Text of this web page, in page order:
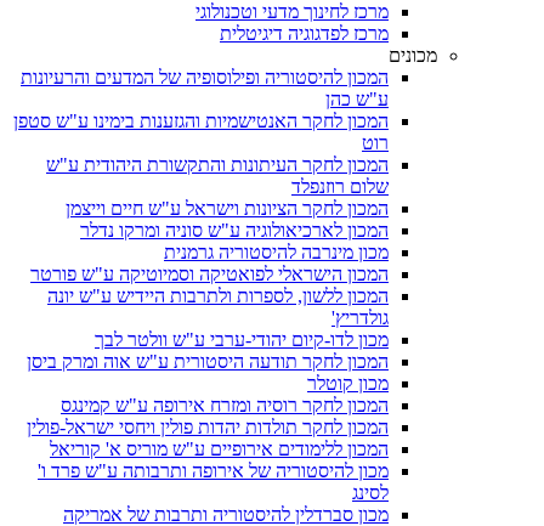
מרכז לחינוך מדעי וטכנולוגי
מרכז לפדגוגיה דיגיטלית
מכונים
המכון להיסטוריה ופילוסופיה של המדעים והרעיונות
ע"ש כהן
המכון לחקר האנטישמיות והגזענות בימינו ע"ש סטפן
רוט
המכון לחקר העיתונות והתקשורת היהודית ע"ש
שלום רוזנפלד
המכון לחקר הציונות וישראל ע"ש חיים וייצמן
המכון לארכיאולוגיה ע"ש סוניה ומרקו נדלר
מכון מינרבה להיסטוריה גרמנית
המכון הישראלי לפואטיקה וסמיוטיקה ע"ש פורטר
המכון ללשון, לספרות ולתרבות היידיש ע"ש יונה
גולדריץ'
מכון לדו-קיום יהודי-ערבי ע"ש וולטר לבך
המכון לחקר תודעה היסטורית ע"ש אוה ומרק ביסן
מכון קוטלר
המכון לחקר רוסיה ומזרח אירופה ע"ש קמינגס
המכון לחקר תולדות יהדות פולין ויחסי ישראל-פולין
המכון ללימודים אירופיים ע"ש מוריס א' קוריאל
מכון להיסטוריה של אירופה ותרבותה ע"ש פרד ו'
לסינג
מכון סברדלין להיסטוריה ותרבות של אמריקה